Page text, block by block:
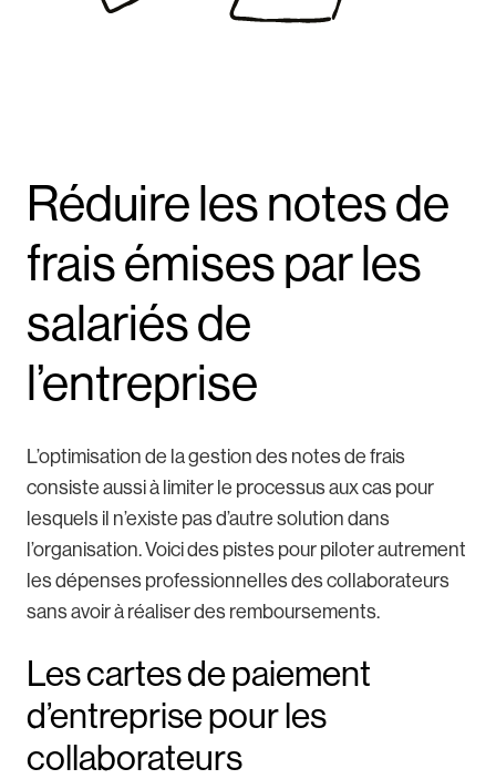
Réduire les notes de
frais émises par les
salariés de
l’entreprise
L’optimisation de la gestion des notes de frais
consiste aussi à limiter le processus aux cas pour
lesquels il n’existe pas d’autre solution dans
l’organisation. Voici des pistes pour piloter autrement
les dépenses professionnelles des collaborateurs
sans avoir à réaliser des remboursements.
Les cartes de paiement
d’entreprise pour les
collaborateurs